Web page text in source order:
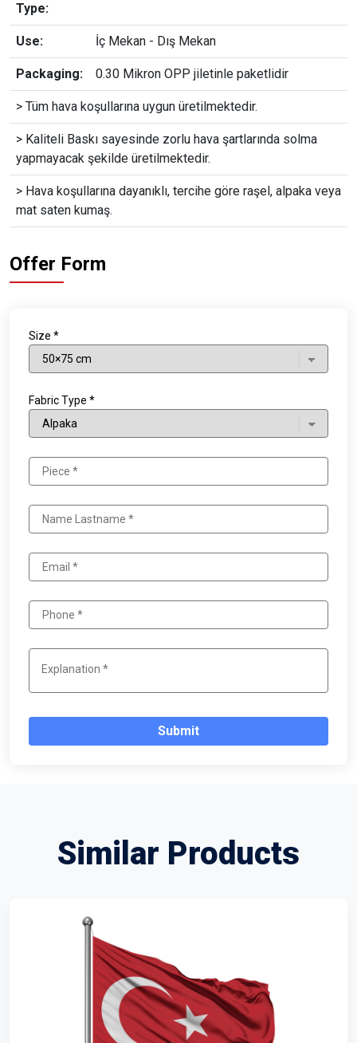
Type:
Use: İç Mekan - Dış Mekan
Packaging: 0.30 Mikron OPP jiletinle paketlidir
> Tüm hava koşullarına uygun üretilmektedir.
> Kaliteli Baskı sayesinde zorlu hava şartlarında solma
yapmayacak şekilde üretilmektedir.
> Hava koşullarına dayanıklı, tercihe göre raşel, alpaka veya
mat saten kumaş.
Offer Form
Size *
Fabric Type *
Submit
Similar Products